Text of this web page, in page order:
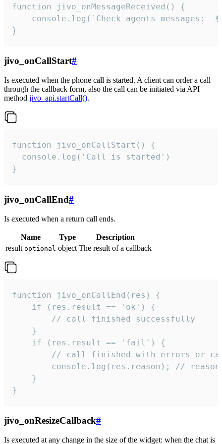
function jivo_onMessageReceived() {
}
jivo_onCallStart#
Is executed when the phone call is started. A client can order a call
through the callback form, also the call can be initiated via API
method jivo_api.startCall().
function jivo_onCallStart() {
  console.log('Call is started')
}
jivo_onCallEnd#
Is executed when a return call ends.
Name Type
Description
result optional object The result of a callback
function jivo_onCallEnd(res) {
    if (res.result == 'ok') {
        // call finished successfully
    }
    if (res.result == 'fail') {
// call finished with errors or
console.log(res.reason); //
    }
}
jivo_onResizeCallback#
Is executed at any change in the size of the widget: when the chat is